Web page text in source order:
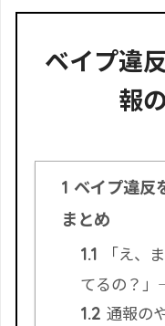
ベイプ違
報
1 ベイプ違反
まとめ
1.1
「え、
てるの？
1.2 通報の